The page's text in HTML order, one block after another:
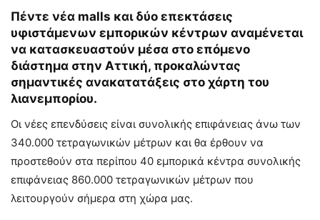
Πέντε νέα malls και δύο επεκτάσεις
υφιστάμενων εμπορικών κέντρων αναμένεται
να κατασκευαστούν μέσα στο επόμενο
διάστημα στην Αττική, προκαλώντας
σημαντικές ανακατατάξεις στο χάρτη του
λιανεμπορίου.
Οι νέες επενδύσεις είναι συνολικής επιφάνειας άνω των
340.000 τετραγωνικών μέτρων και θα έρθουν να
προστεθούν στα περίπου 40 εμπορικά κέντρα συνολικής
επιφάνειας 860.000 τετραγωνικών μέτρων που
λειτουργούν σήμερα στη χώρα μας.